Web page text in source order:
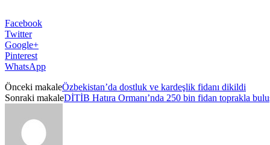
Facebook
Twitter
Google+
Pinterest
WhatsApp
Önceki makaleÖzbekistan’da dostluk ve kardeşlik fidanı dikildi
Sonraki makaleDİTİB Hatıra Ormanı’nda 250 bin fidan toprakla